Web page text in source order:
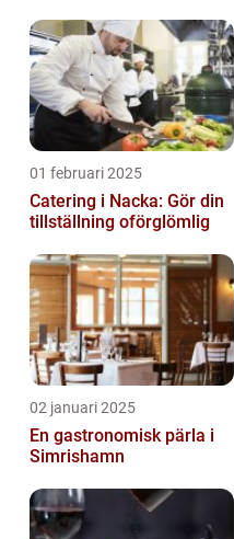
01 februari 2025
Catering i Nacka: Gör din
tillställning oförglömlig
02 januari 2025
En gastronomisk pärla i
Simrishamn